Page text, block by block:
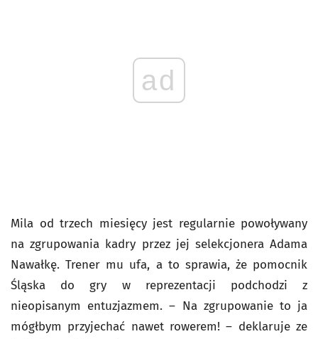
ad
Mila od trzech miesięcy jest regularnie powoływany
na zgrupowania kadry przez jej selekcjonera Adama
Nawałkę. Trener mu ufa, a to sprawia, że pomocnik
Śląska do gry w reprezentacji podchodzi z
nieopisanym entuzjazmem. – Na zgrupowanie to ja
mógłbym przyjechać nawet rowerem! – deklaruje ze